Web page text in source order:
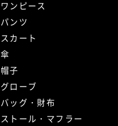
ワンピース
パンツ
スカート
傘
帽子
グローブ
バッグ・財布
ストール・マフラー